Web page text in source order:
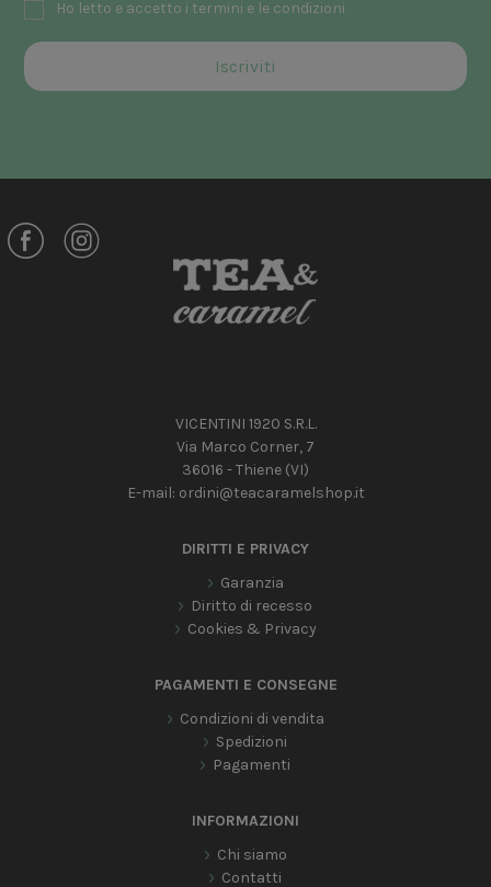
Ho letto e accetto i termini e le condizioni
VICENTINI 1920 S.R.L.
Via Marco Corner, 7
36016 - Thiene (VI)
E-mail: ordini@teacaramelshop.it
DIRITTI E PRIVACY
Garanzia
Diritto di recesso
Cookies & Privacy
PAGAMENTI E CONSEGNE
Condizioni di vendita
Spedizioni
Pagamenti
INFORMAZIONI
Chi siamo
Contatti